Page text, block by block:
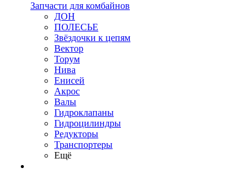
Запчасти для комбайнов
ДОН
ПОЛЕСЬЕ
Звёздочки к цепям
Вектор
Торум
Нива
Енисей
Акрос
Валы
Гидроклапаны
Гидроцилиндры
Редукторы
Транспортеры
Ещё